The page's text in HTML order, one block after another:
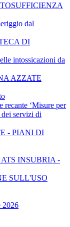
dal
DI
intossicazioni da
AZZATE
recante ‘Misure per
servizi di
- PIANI DI
INSUBRIA -
SULL'USO
2026